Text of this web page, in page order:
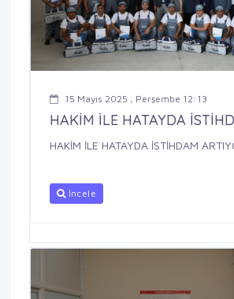
15 Mayıs 2025 , Perşembe 12:13
HAKİM İLE HATAYDA
HAKİM İLE HATAYDA İSTİHDAM
İncele